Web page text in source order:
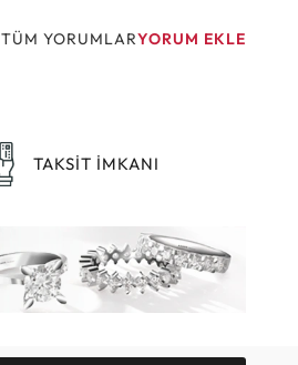
TÜM YORUMLARYORUM EKLE
TAKSİT İMKANI